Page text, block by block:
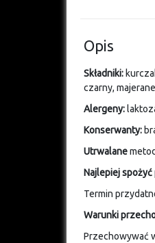
Opis
Składniki:
czarny,
Alergeny:
Konserwanty:
Utrwalane
Najlepiej spożyć
Termin
Warunki
Przechowywać